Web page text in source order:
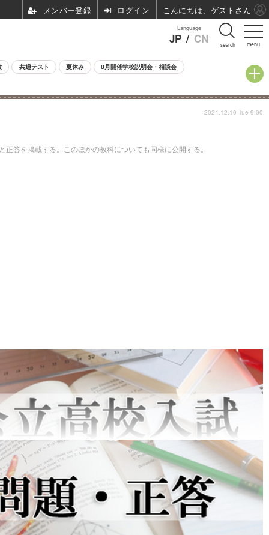
menu
Language
JP / CN search
共通テスト 夏休み 8月開催学校説明会・相談会
答を掲載する。このほかの教科についても同様に公開する。
2024.12.10 Tue 9:00
ログイン こんにちは、ゲストさん